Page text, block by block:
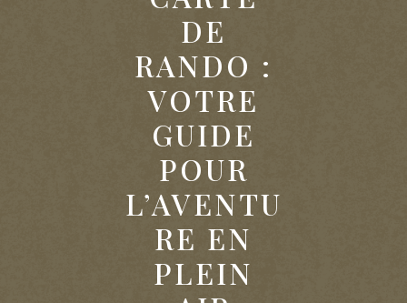
DE
RANDO :
VOTRE
GUIDE
POUR
L’AVENTU
RE EN
PLEIN